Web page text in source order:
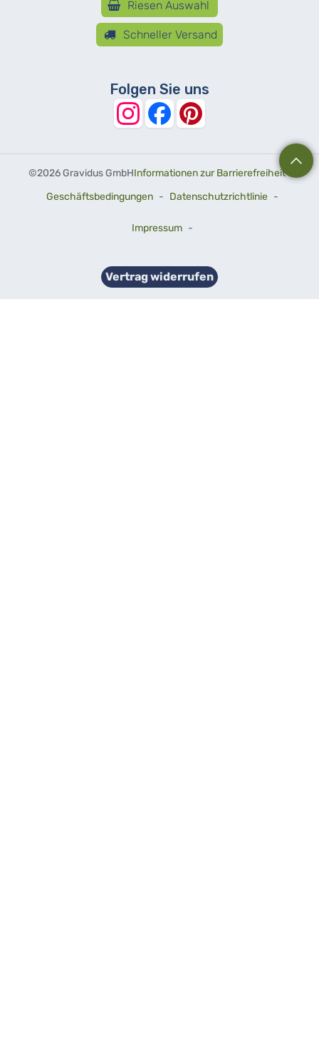
Riesen Auswahl
Schneller Versand
Folgen Sie uns
©2026 Gravidus GmbHInformationen zur Barrierefreiheit-
Geschäftsbedingungen - Datenschutzrichtlinie -
Impressum -
Vertrag widerrufen